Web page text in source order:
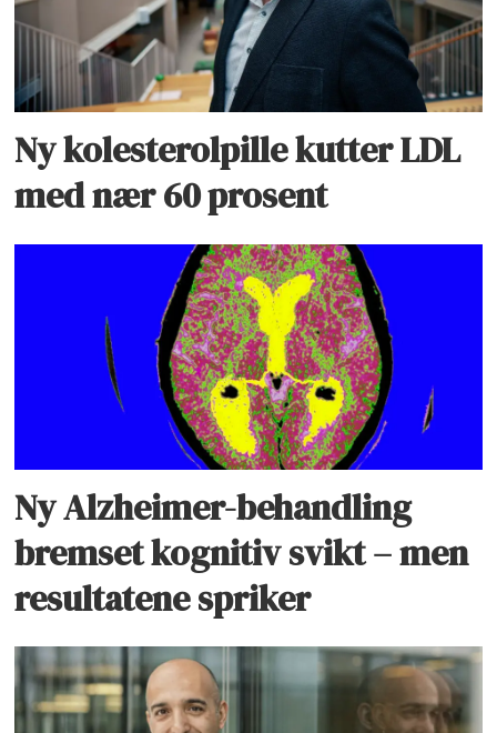
Ny kolesterolpille kutter LDL
med nær 60 prosent
Ny Alzheimer-behandling
bremset kognitiv svikt – men
resultatene spriker